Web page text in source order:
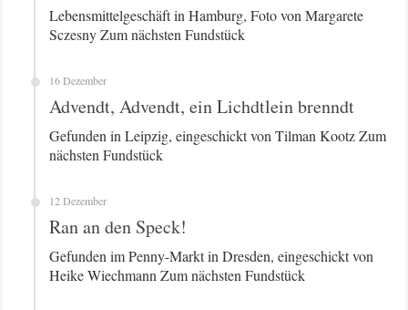
Lebensmittelgeschäft in Hamburg, Foto von Margarete
Sczesny Zum nächsten Fundstück
16 Dezember
Advendt, Advendt, ein Lichdtlein brenndt
Gefunden in Leipzig, eingeschickt von Tilman Kootz Zum
nächsten Fundstück
12 Dezember
Ran an den Speck!
Gefunden im Penny-Markt in Dresden, eingeschickt von
Heike Wiechmann Zum nächsten Fundstück